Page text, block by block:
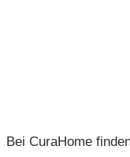
Bei CuraHome